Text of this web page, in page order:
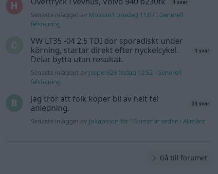
1 svar
Senaste inlägget av Mossan1 onsdag 11:07 i Generell
felsökning
VW LT35 -04 2.5 TDI dör sporadiskt under
körning, startar direkt efter nyckelcykel.
Delar bytta utan resultat.
1 svar
Senaste inlägget av Jesper328 tisdag 12:52 i Generell
felsökning
Jag tror att folk köper bil av helt fel
anledning.
33 svar
Senaste inlägget av Jokabsson för 18 timmar sedan iAllmänt
Gå till forumet